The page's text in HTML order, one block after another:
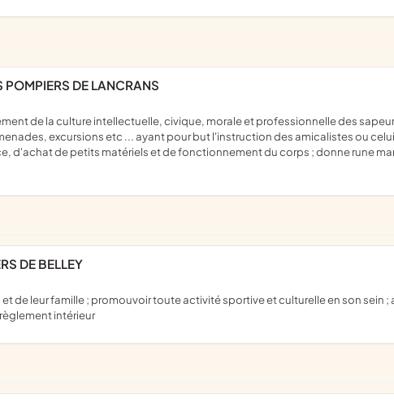
POMPIERS DE LANCRANS
excursions etc ... ayant pour but l'instruction des amicalistes ou
d'achat de petits matériels et de fonctionnement du corps ; donne rune
DE BELLEY
intérieur